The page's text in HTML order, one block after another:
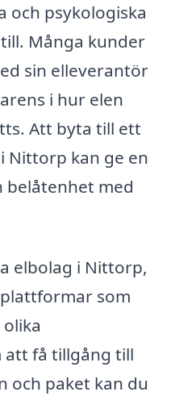
och psykologiska
Många kunder
sin elleverantör
i hur elen
Att byta till ett
Nittorp kan ge en
belåtenhet med
elbolag i Nittorp,
som
att få tillgång till
och paket kan du